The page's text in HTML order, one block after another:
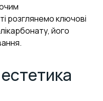
розглянемо ключові
його